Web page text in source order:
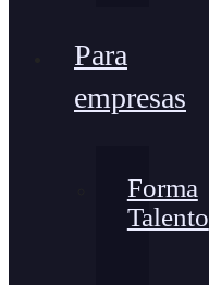
Para
empresas
Forma
Talento